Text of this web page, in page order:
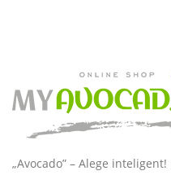
„Avocado” – Alege